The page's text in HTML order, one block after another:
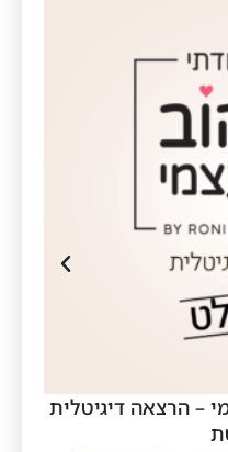
– הרצאה דיגיטלית